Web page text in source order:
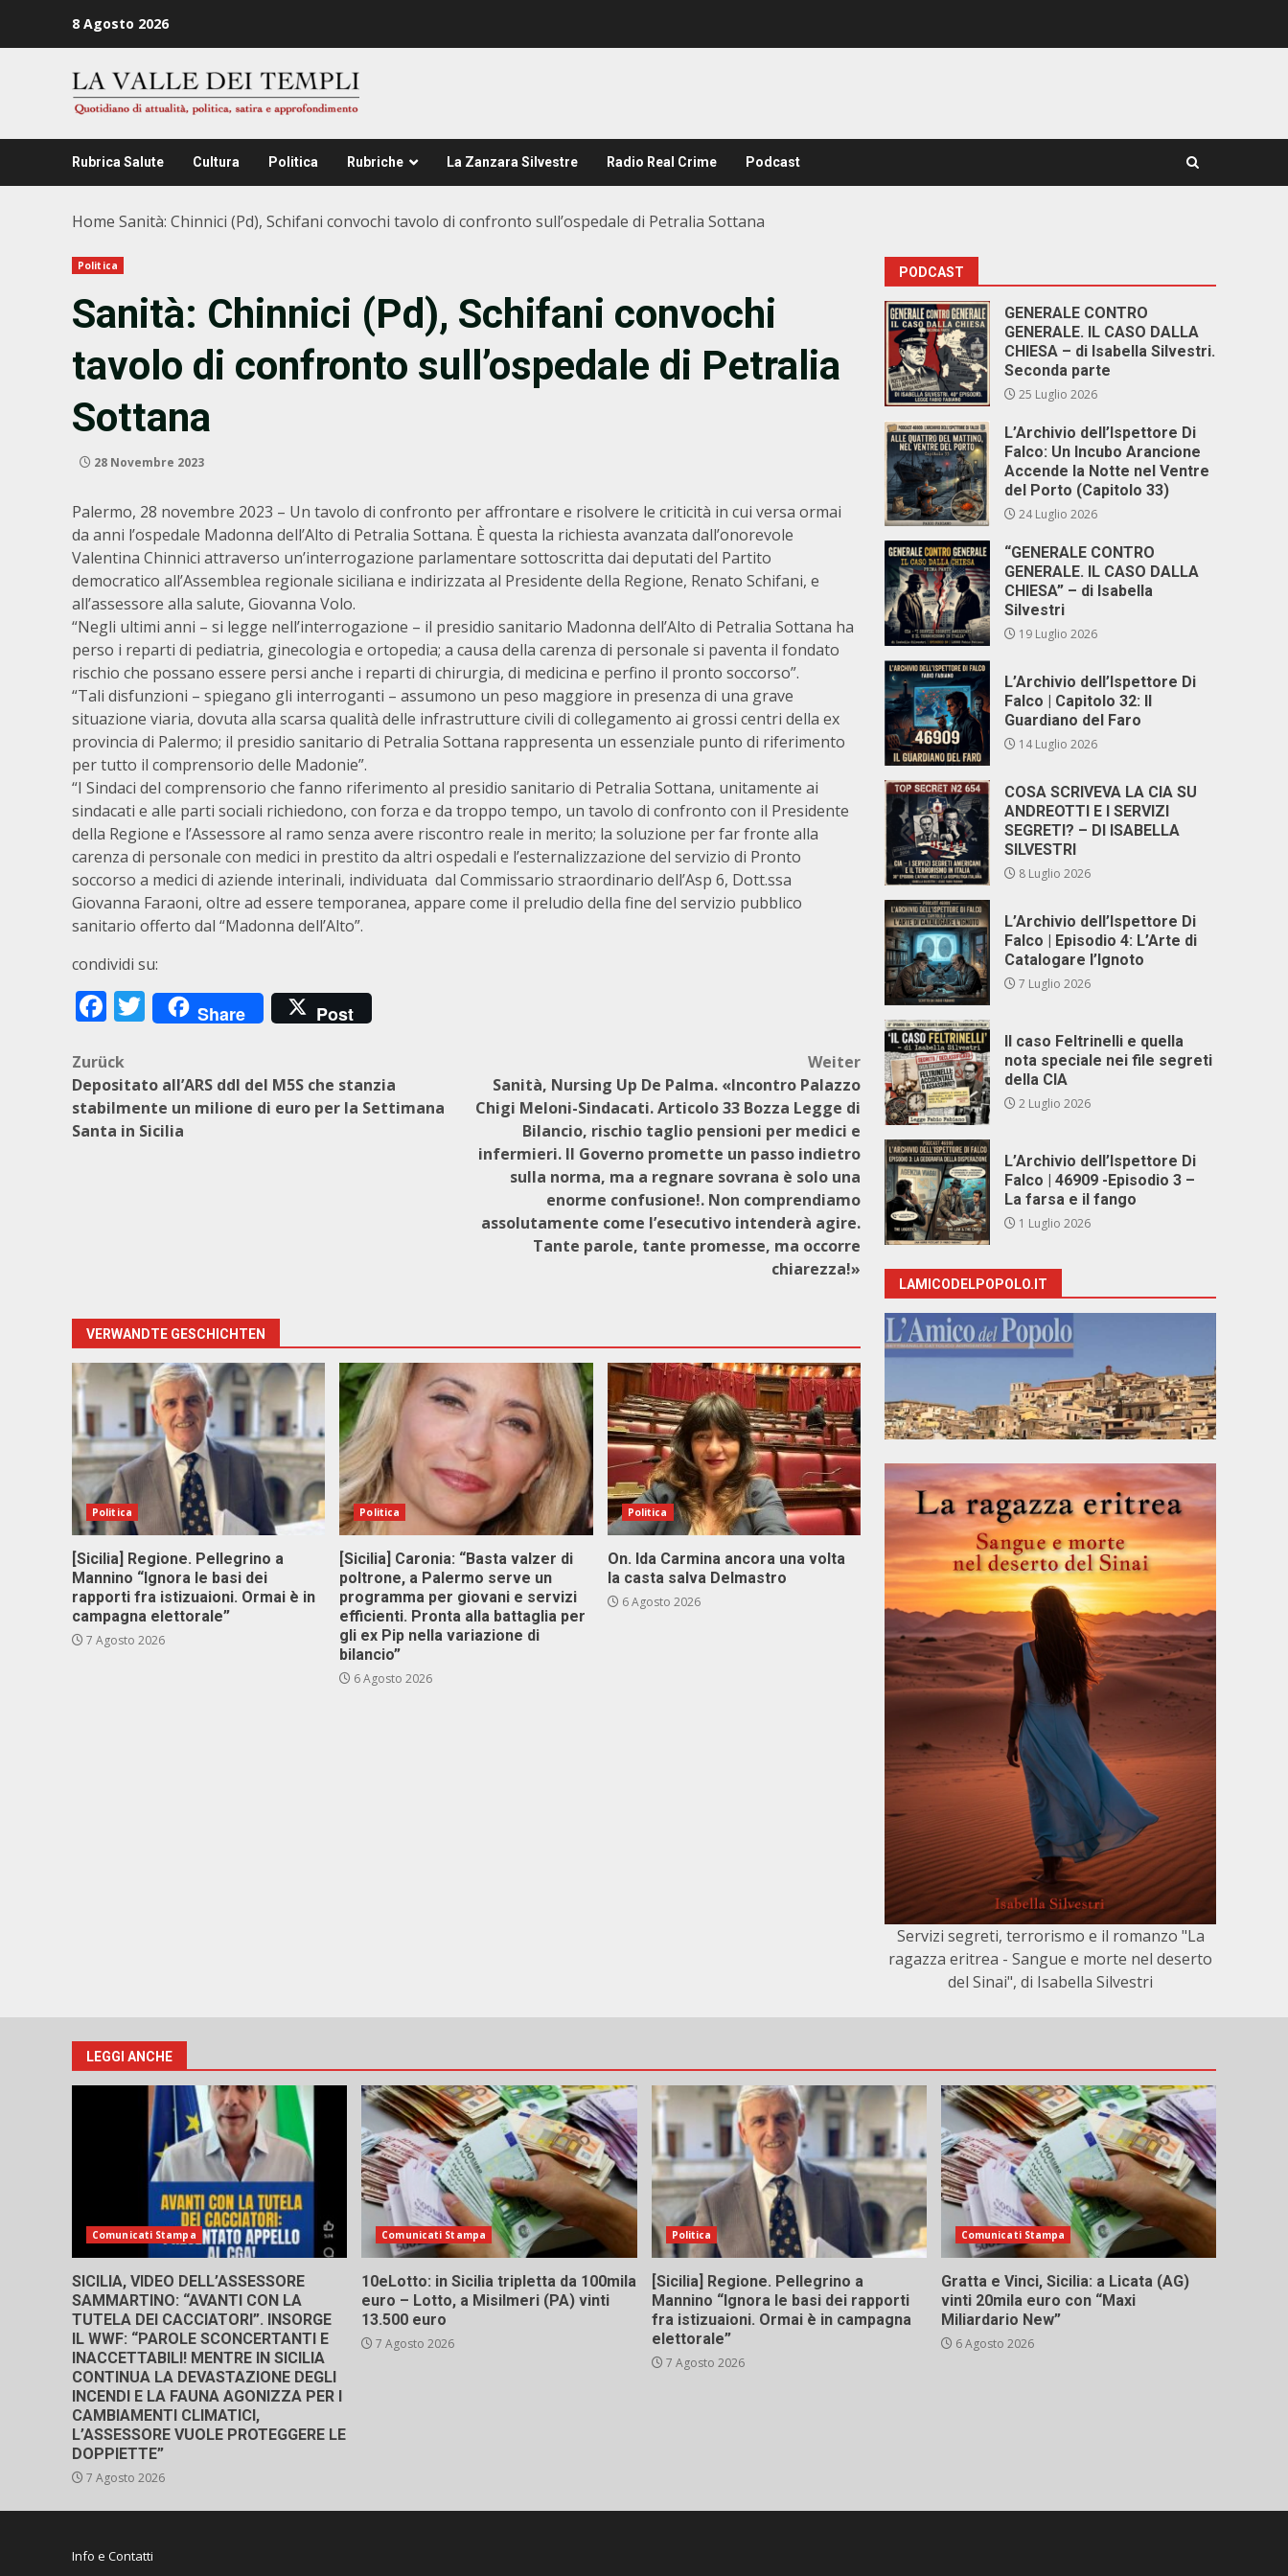
8 Agosto 2026
Rubrica Salute Cultura Politica Rubriche La Zanzara Silvestre Radio Real Crime Podcast
Home Sanità: Chinnici (Pd), Schifani convochi tavolo di confronto sull’ospedale di Petralia Sottana
Politica
Sanità: Chinnici (Pd), Schifani convochi
tavolo di confronto sull’ospedale di Petralia
Sottana
28 Novembre 2023
Palermo, 28 novembre 2023 – Un tavolo di confronto per affrontare e risolvere le criticità in cui versa ormai
da anni l’ospedale Madonna dell’Alto di Petralia Sottana. È questa la richiesta avanzata dall’onorevole
Valentina Chinnici attraverso un’interrogazione parlamentare sottoscritta dai deputati del Partito
democratico all’Assemblea regionale siciliana e indirizzata al Presidente della Regione, Renato Schifani, e
all’assessore alla salute, Giovanna Volo.
“Negli ultimi anni – si legge nell’interrogazione – il presidio sanitario Madonna dell’Alto di Petralia Sottana ha
perso i reparti di pediatria, ginecologia e ortopedia; a causa della carenza di personale si paventa il fondato
rischio che possano essere persi anche i reparti di chirurgia, di medicina e perfino il pronto soccorso”.
“Tali disfunzioni – spiegano gli interroganti – assumono un peso maggiore in presenza di una grave
situazione viaria, dovuta alla scarsa qualità delle infrastrutture civili di collegamento ai grossi centri della ex
provincia di Palermo; il presidio sanitario di Petralia Sottana rappresenta un essenziale punto di riferimento
per tutto il comprensorio delle Madonie”.
“I Sindaci del comprensorio che fanno riferimento al presidio sanitario di Petralia Sottana, unitamente ai
sindacati e alle parti sociali richiedono, con forza e da troppo tempo, un tavolo di confronto con il Presidente
della Regione e l’Assessore al ramo senza avere riscontro reale in merito; la soluzione per far fronte alla
carenza di personale con medici in prestito da altri ospedali e l’esternalizzazione del servizio di Pronto
soccorso a medici di aziende interinali, individuata dal Commissario straordinario dell’Asp 6, Dott.ssa
Giovanna Faraoni, oltre ad essere temporanea, appare come il preludio della fine del servizio pubblico
sanitario offerto dal “Madonna dell’Alto”.
condividi su:
Facebook
Twitter
Share Post
Beitragsnavigation
Zurück
Depositato all’ARS ddl del M5S che stanzia
stabilmente un milione di euro per la Settimana
Santa in Sicilia
Weiter
Sanità, Nursing Up De Palma. «Incontro Palazzo
Chigi Meloni-Sindacati. Articolo 33 Bozza Legge di
Bilancio, rischio taglio pensioni per medici e
infermieri. Il Governo promette un passo indietro
sulla norma, ma a regnare sovrana è solo una
enorme confusione!. Non comprendiamo
assolutamente come l’esecutivo intenderà agire.
Tante parole, tante promesse, ma occorre
chiarezza!»
VERWANDTE GESCHICHTEN
Politica
[Sicilia] Regione. Pellegrino a
Mannino “Ignora le basi dei
rapporti fra istizuaioni. Ormai è in
campagna elettorale”
7 Agosto 2026
Politica
[Sicilia] Caronia: “Basta valzer di
poltrone, a Palermo serve un
programma per giovani e servizi
efficienti. Pronta alla battaglia per
gli ex Pip nella variazione di
bilancio”
6 Agosto 2026
Politica
On. Ida Carmina ancora una volta
la casta salva Delmastro
6 Agosto 2026
PODCAST
GENERALE CONTRO
GENERALE. IL CASO DALLA
CHIESA – di Isabella Silvestri.
Seconda parte
25 Luglio 2026
L’Archivio dell’Ispettore Di
Falco: Un Incubo Arancione
Accende la Notte nel Ventre
del Porto (Capitolo 33)
24 Luglio 2026
“GENERALE CONTRO
GENERALE. IL CASO DALLA
CHIESA” – di Isabella
Silvestri
19 Luglio 2026
L’Archivio dell’Ispettore Di
Falco | Capitolo 32: Il
Guardiano del Faro
14 Luglio 2026
COSA SCRIVEVA LA CIA SU
ANDREOTTI E I SERVIZI
SEGRETI? – DI ISABELLA
SILVESTRI
8 Luglio 2026
L’Archivio dell’Ispettore Di
Falco | Episodio 4: L’Arte di
Catalogare l’Ignoto
7 Luglio 2026
Il caso Feltrinelli e quella
nota speciale nei file segreti
della CIA
2 Luglio 2026
L’Archivio dell’Ispettore Di
Falco | 46909 -Episodio 3 –
La farsa e il fango
1 Luglio 2026
LAMICODELPOPOLO.IT
Servizi segreti, terrorismo e il romanzo "La
ragazza eritrea - Sangue e morte nel deserto
del Sinai", di Isabella Silvestri
LEGGI ANCHE
Comunicati Stampa
SICILIA, VIDEO DELL’ASSESSORE
SAMMARTINO: “AVANTI CON LA
TUTELA DEI CACCIATORI”. INSORGE
IL WWF: “PAROLE SCONCERTANTI E
INACCETTABILI! MENTRE IN SICILIA
CONTINUA LA DEVASTAZIONE DEGLI
INCENDI E LA FAUNA AGONIZZA PER I
CAMBIAMENTI CLIMATICI,
L’ASSESSORE VUOLE PROTEGGERE LE
DOPPIETTE”
7 Agosto 2026
Comunicati Stampa
10eLotto: in Sicilia tripletta da 100mila
euro – Lotto, a Misilmeri (PA) vinti
13.500 euro
7 Agosto 2026
Politica
[Sicilia] Regione. Pellegrino a
Mannino “Ignora le basi dei rapporti
fra istizuaioni. Ormai è in campagna
elettorale”
7 Agosto 2026
Comunicati Stampa
Gratta e Vinci, Sicilia: a Licata (AG)
vinti 20mila euro con “Maxi
Miliardario New”
6 Agosto 2026
Info e Contatti